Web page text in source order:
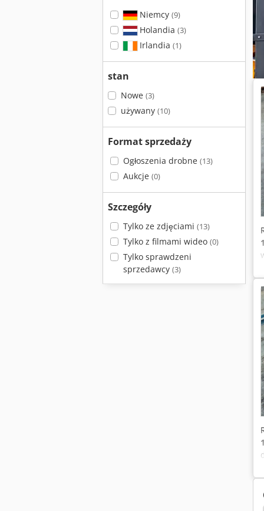
Niemcy (9)
Holandia (3)
Irlandia (1)
stan
Nowe (3)
używany (10)
Format sprzedaży
Ogłoszenia drobne (13)
Aukcje (0)
Szczegóły
Tylko ze zdjęciami (13)
Tylko z filmami wideo (0)
Tylko sprawdzeni
sprzedawcy (3)